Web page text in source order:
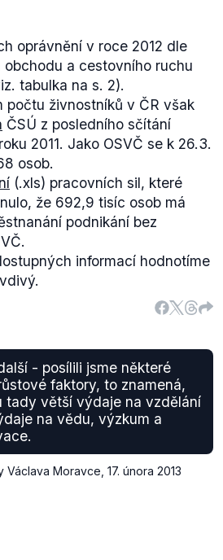
za 4. čtvrtletí nejsou
, že 18 z 27 sledovaných zemí
k začátku roku
pokles a jedna země
růstu či poklesu
v jednotlivých zemích EU
často chybějícím údajům i
však počty Evropanů bez
zda je tomu tak "prakticky
k nejasnému významu
nutné (v kontextu
na čtenáři (více o tomto
).
oprávnění v roce 2012 dle
obchodu a cestovního ruchu
tabulka na s. 2).
počtu živnostníků v ČR však
ČSÚ z posledního sčítání
2011. Jako OSVČ se k 26.3.
osob.
(.xls) pracovních sil, které
že 692,9 tisíc osob má
podnikání bez
informací hodnotíme
- posílili jsme některé
faktory, to znamená,
tady větší výdaje na vzdělání
na vědu, výzkum a
Václava Moravce 17. února 2013